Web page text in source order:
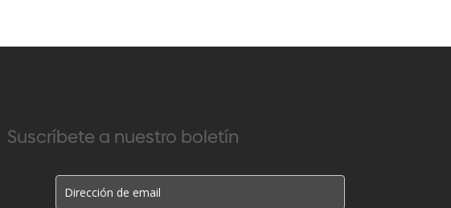
Suscríbete a nuestro boletín